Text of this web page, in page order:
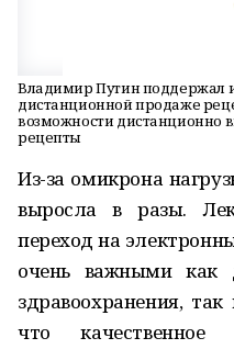
Владимир Путин поддержал
дистанционной продаже
возможности дистанционно
рецепты
Из-за омикрона
выросла в разы.
переход на
очень важными как
здравоохранения,
что качественное